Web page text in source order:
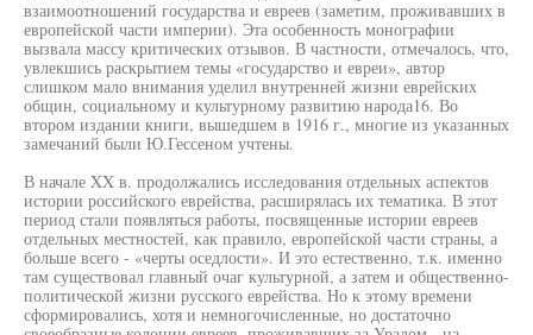
взаимоотношений государства и евреев (заметим, проживавших в
европейской части империи). Эта особенность монографии
вызвала массу критических отзывов. В частности, отмечалось, что,
увлекшись раскрытием темы «государство и евреи», автор
слишком мало внимания уделил внутренней жизни еврейских
общин, социальному и культурному развитию народа16. Во
втором издании книги, вышедшем в 1916 г., многие из указанных
замечаний были Ю.Гессеном учтены.
В начале XX в. продолжались исследования отдельных аспектов
истории российского еврейства, расширялась их тематика. В этот
период стали появляться работы, посвященные истории евреев
отдельных местностей, как правило, европейской части страны, а
больше всего - «черты оседлости». И это естественно, т.к. именно
там существовал главный очаг культурной, а затем и общественно-
политической жизни русского еврейства. Но к этому времени
сформировались, хотя и немногочисленные, но достаточно